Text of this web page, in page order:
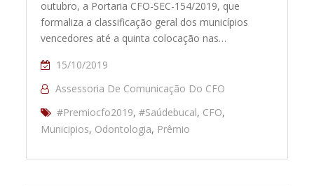
outubro, a Portaria CFO-SEC-154/2019, que
formaliza a classificação geral dos municípios
vencedores até a quinta colocação nas…
15/10/2019
Assessoria De Comunicação Do CFO
#Premiocfo2019,#Saúdebucal, CFO,
Municipios, Odontologia, Prêmio